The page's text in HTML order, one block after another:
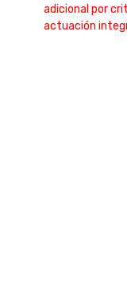
adicional por
actuación